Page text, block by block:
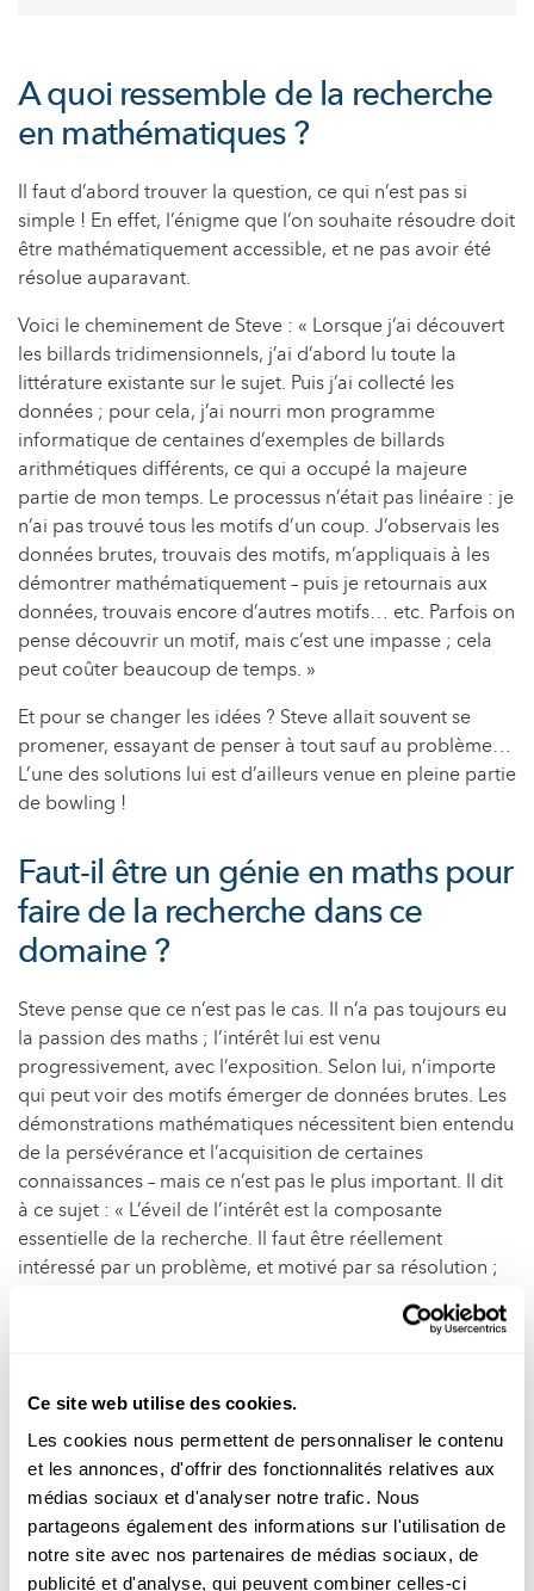
Ce site web utilise des cookies.
Les cookies nous permettent de personnaliser le contenu
et les annonces, d'offrir des fonctionnalités relatives aux
médias sociaux et d'analyser notre trafic. Nous
partageons également des informations sur l'utilisation de
notre site avec nos partenaires de médias sociaux, de
publicité et d'analyse, qui peuvent combiner celles-ci
A quoi ressemble de la recherche
en mathématiques ?
Il faut d’abord trouver la question, ce qui n’est pas si
simple ! En effet, l’énigme que l’on souhaite résoudre doit
être mathématiquement accessible, et ne pas avoir été
résolue auparavant.
Voici le cheminement de Steve : « Lorsque j’ai découvert
les billards tridimensionnels, j’ai d’abord lu toute la
littérature existante sur le sujet. Puis j’ai collecté les
données ; pour cela, j’ai nourri mon programme
informatique de centaines d’exemples de billards
arithmétiques différents, ce qui a occupé la majeure
partie de mon temps. Le processus n’était pas linéaire : je
n’ai pas trouvé tous les motifs d’un coup. J’observais les
données brutes, trouvais des motifs, m’appliquais à les
démontrer mathématiquement – puis je retournais aux
données, trouvais encore d’autres motifs… etc. Parfois on
pense découvrir un motif, mais c’est une impasse ; cela
peut coûter beaucoup de temps. »
Et pour se changer les idées ? Steve allait souvent se
promener, essayant de penser à tout sauf au problème…
L’une des solutions lui est d’ailleurs venue en pleine partie
de bowling !
Faut-il être un génie en maths pour
faire de la recherche dans ce
domaine ?
Steve pense que ce n’est pas le cas. Il n’a pas toujours eu
la passion des maths ; l’intérêt lui est venu
progressivement, avec l’exposition. Selon lui, n’importe
qui peut voir des motifs émerger de données brutes. Les
démonstrations mathématiques nécessitent bien entendu
de la persévérance et l’acquisition de certaines
connaissances – mais ce n’est pas le plus important. Il dit
à ce sujet : « L’éveil de l’intérêt est la composante
essentielle de la recherche. Il faut être réellement
intéressé par un problème, et motivé par sa résolution ;
À tous les jeunes scientifiques : participez au
Scientifiques Luxembourg ! "Science : next" est un
programme de formation continue extrascolaire qui
permet aux jeunes scientifiques âgés de 11 à 21 ans
d'acquérir des compétences utiles pour se préparer
au concours national Jonk Fuerscher et à l'entrée à
l'université. Plus d'infos et programme 2023/2024
dans cet article :